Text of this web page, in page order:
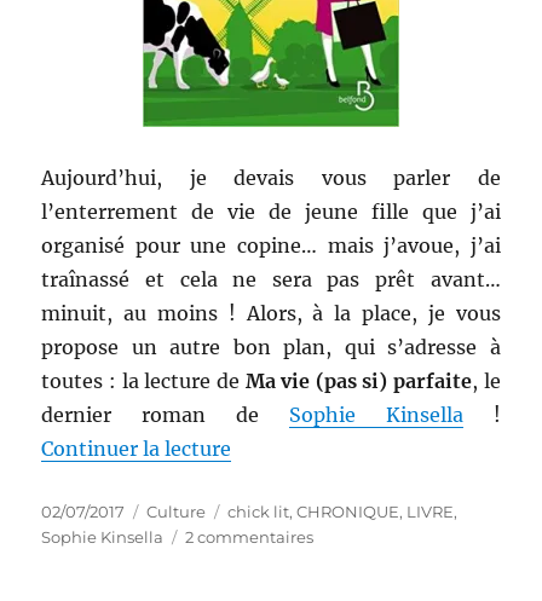
Aujourd’hui, je devais vous parler de
l’enterrement de vie de jeune fille que j’ai
organisé pour une copine… mais j’avoue, j’ai
traînassé et cela ne sera pas prêt avant…
minuit, au moins ! Alors, à la place, je vous
propose un autre bon plan, qui s’adresse à
toutes : la lecture de Ma vie (pas si) parfaite, le
dernier roman de Sophie Kinsella!
Continuer la lecture
Publié
le
02/07/2017 Catégories
Culture Étiquettes
chick lit,CHRONIQUE, LIVRE,
Sophie Kinsella
2 commentairessur